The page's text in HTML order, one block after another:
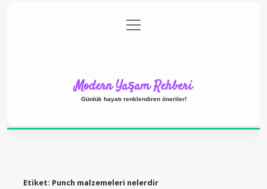
Gizlilik Politikası
menüyü
aç
Modern Yaşam Rehberi
Günlük hayatı renklendiren öneriler!
Etiket: Punch malzemeleri nelerdir